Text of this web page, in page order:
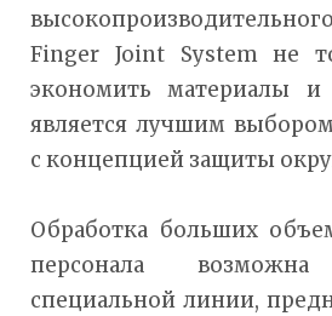
Finger Joint System не
экономить материалы
является лучшим
с концепцией защиты
Обработка больших
персонала
специальной линии,